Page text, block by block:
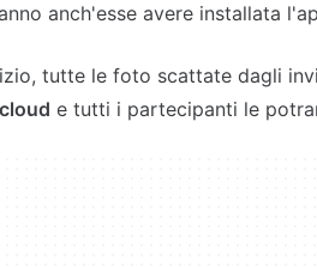
anch'esse avere installata
tutte le foto scattate dagli
e tutti i partecipanti le